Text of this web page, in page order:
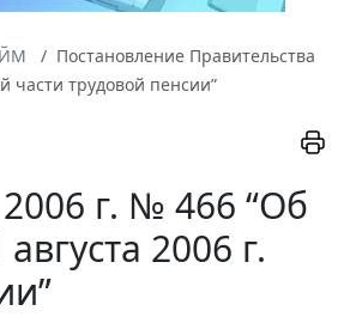
Постановление Правительства
части трудовой пенсии”
г. № 466 “Об
2006 г.